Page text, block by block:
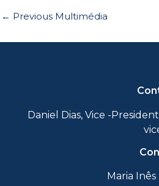
← Previous Multimédia
Daniel Dias, Vice -
Maria